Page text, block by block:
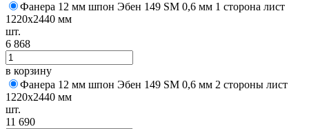
Фанера 12 мм шпон Эбен 149 SM 0,6 мм 1 сторона лист
1220х2440 мм
шт.
6 868
в корзину
Фанера 12 мм шпон Эбен 149 SM 0,6 мм 2 стороны лист
1220х2440 мм
шт.
11 690